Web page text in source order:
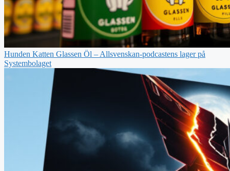
Hunden Katten Glassen Öl – Allsvenskan-podcastens lager på
Systembolaget